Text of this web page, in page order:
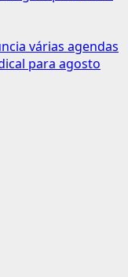
várias agendas
para agosto